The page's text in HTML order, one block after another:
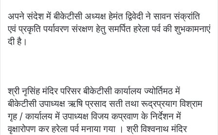
अपने संदेश में बीकेटीसी अध्यक्ष हेमंत द्विवेदी ने सावन संक्रांति
एवं प्रकृति पर्यावरण संरक्षण हेतु समर्पित हरेला पर्व की शुभकामनाएं
दी है।
श्री नृसिंह मंदिर परिसर बीकेटीसी कार्यालय ज्योर्तिमठ में
बीकेटीसी उपाध्यक्ष ऋषि प्रसाद सती तथा रूद्रप्रयाग विश्राम
गृह / कार्यालय में उपाध्यक्ष विजय कप्रवाण के निर्देशन में
वृक्षारोपण कर हरेला पर्व मनाया गया । श्री विश्वनाथ मंदिर